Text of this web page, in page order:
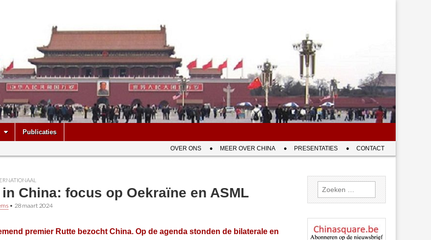
Publicaties
OVER ONS MEER OVER CHINA PRESENTATIES CONTACT
China: focus op Oekraïne en ASML
• 28 maart 2024
premier Rutte bezocht China. Op de agenda stonden de bilaterale en
Zoeken
naar: